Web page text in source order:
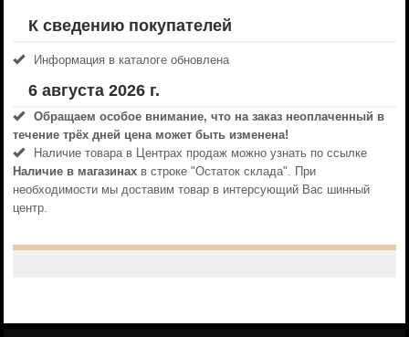
К сведению покупателей
Информация в каталоге обновлена
6 августа 2026 г.
Обращаем особое внимание, что на заказ неоплаченный в
течениe трёх дней цена может быть изменена!
Наличие товара в Центрах продаж можно узнать по ссылке
Наличие в магазинахв строке "Остаток склада". При
необходимости мы доставим товар в интерсующий Вас шинный
центр.